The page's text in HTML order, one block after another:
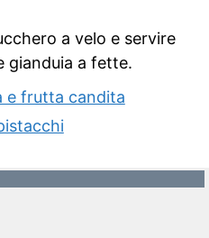
a velo e servire
gianduia a fette.
e frutta candita